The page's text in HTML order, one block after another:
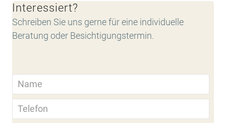
Interessiert?
Schreiben Sie uns gerne für eine individuelle
Beratung oder Besichtigungstermin.